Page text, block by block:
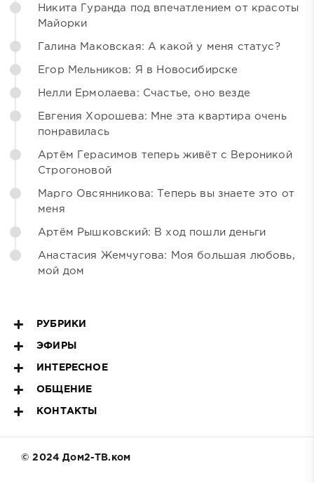
Никита Гуранда под впечатлением от красоты
Майорки
Галина Маковская: А какой у меня статус?
Егор Мельников: Я в Новосибирске
Нелли Ермолаева: Счастье, оно везде
Евгения Хорошева: Мне эта квартира очень
понравилась
Артём Герасимов теперь живёт с Вероникой
Строгоновой
Марго Овсянникова: Теперь вы знаете это от
меня
Артём Рышковский: В ход пошли деньги
Анастасия Жемчугова: Моя большая любовь,
мой дом
РУБРИКИ
ЭФИРЫ
ИНТЕРЕСНОЕ
ОБЩЕНИЕ
КОНТАКТЫ
© 2024 Дом2-ТВ.ком